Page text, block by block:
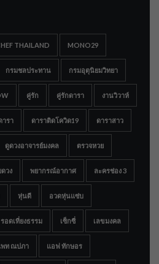
THAILAND MONO29
กรมชลประทาน กรมอุตุนิยมวิทยา
คู่รัก คู่รักดารา งานวิวาห์
ารา ดาราติดโควิด19 ดาราสาว
ดูดวงอาจารย์มงคล ตรวจหวย
วง พยากรณ์อากาศ ละครช่อง 3
หุ่นดี อวดหุ่นแซ่บ
อดเที่ยงธรรม เซ็กซี่ เลขมงคล
พท ณปภา แอฟ ทักษอร